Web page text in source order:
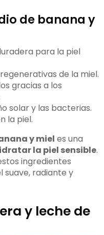
de banana y
para la piel
de la miel.
gracias a los
solar y las bacterias.
la piel.
y miel es una
la piel sensible.
ingredientes
suave, radiante y
y leche de